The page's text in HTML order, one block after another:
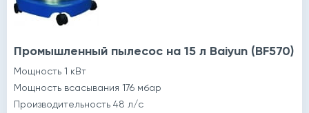
Промышленный пылесос на 15 л Baiyun (BF570)
Мощность 1 кВт
Мощность всасывания 176 мбар
Производительность 48 л/с